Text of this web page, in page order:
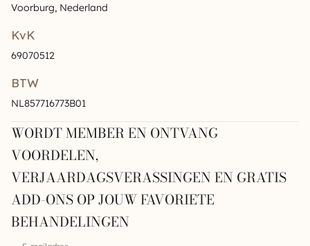
Voorburg, Nederland
KvK
69070512
BTW
NL857716773B01
WORDT MEMBER EN ONTVANG
VOORDELEN,
VERJAARDAGSVERASSINGEN EN GRATIS
ADD-ONS OP JOUW FAVORIETE
BEHANDELINGEN